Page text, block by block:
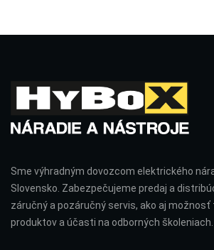
Sme výhradným dovozcom elektrického
Slovensko. Zabezpečujeme predaj a
záručný a pozáručný servis, ako aj
produktov a účasti na odborných školeniach.